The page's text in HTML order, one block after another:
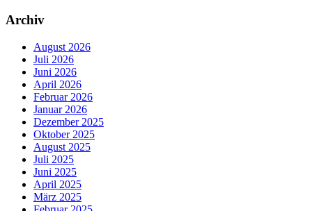
Archiv
August 2026
Juli 2026
Juni 2026
April 2026
Februar 2026
Januar 2026
Dezember 2025
Oktober 2025
August 2025
Juli 2025
Juni 2025
April 2025
März 2025